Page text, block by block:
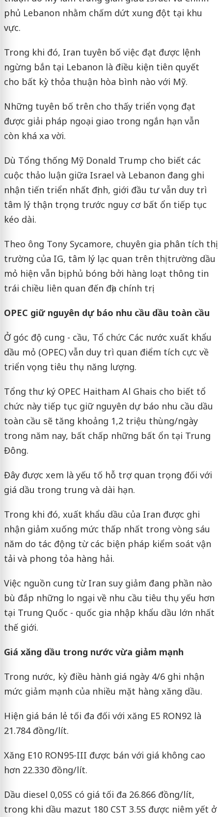
phủ Lebanon nhằm chấm dứt xung đột tại khu
vực.
Trong khi đó, Iran tuyên bố việc đạt được lệnh
ngừng bắn tại Lebanon là điều kiện tiên quyết
cho bất kỳ thỏa thuận hòa bình nào với Mỹ.
Những tuyên bố trên cho thấy triển vọng đạt
được giải pháp ngoại giao trong ngắn hạn vẫn
còn khá xa vời.
Dù Tổng thống Mỹ Donald Trump cho biết các
cuộc thảo luận giữa Israel và Lebanon đang ghi
nhận tiến triển nhất định, giới đầu tư vẫn duy trì
tâm lý thận trọng trước nguy cơ bất ổn tiếp tục
kéo dài.
Theo ông Tony Sycamore, chuyên gia phân tích thị
trường của IG, tâm lý lạc quan trên thị trường dầu
mỏ hiện vẫn bị phủ bóng bởi hàng loạt thông tin
trái chiều liên quan đến địa chính trị.
OPEC giữ nguyên dự báo nhu cầu dầu toàn cầu
Ở góc độ cung - cầu, Tổ chức Các nước xuất khẩu
dầu mỏ (OPEC) vẫn duy trì quan điểm tích cực về
triển vọng tiêu thụ năng lượng.
Tổng thư ký OPEC Haitham Al Ghais cho biết tổ
chức này tiếp tục giữ nguyên dự báo nhu cầu dầu
toàn cầu sẽ tăng khoảng 1,2 triệu thùng/ngày
trong năm nay, bất chấp những bất ổn tại Trung
Đông.
Đây được xem là yếu tố hỗ trợ quan trọng đối với
giá dầu trong trung và dài hạn.
Trong khi đó, xuất khẩu dầu của Iran được ghi
nhận giảm xuống mức thấp nhất trong vòng sáu
năm do tác động từ các biện pháp kiểm soát vận
tải và phong tỏa hàng hải.
Việc nguồn cung từ Iran suy giảm đang phần nào
bù đắp những lo ngại về nhu cầu tiêu thụ yếu hơn
tại Trung Quốc - quốc gia nhập khẩu dầu lớn nhất
thế giới.
Giá xăng dầu trong nước vừa giảm mạnh
Trong nước, kỳ điều hành giá ngày 4/6 ghi nhận
mức giảm mạnh của nhiều mặt hàng xăng dầu.
Hiện giá bán lẻ tối đa đối với xăng E5 RON92 là
21.784 đồng/lít.
Xăng E10 RON95-III được bán với giá không cao
hơn 22.330 đồng/lít.
Dầu diesel 0,05S có giá tối đa 26.866 đồng/lít,
trong khi dầu mazut 180 CST 3.5S được niêm yết ở